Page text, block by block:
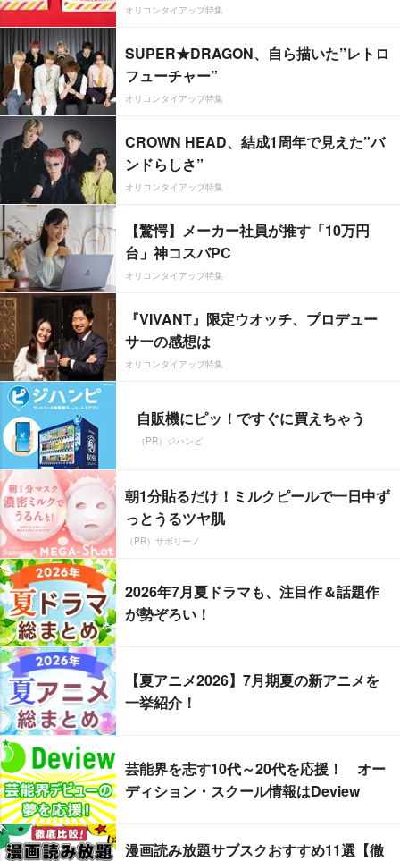
オリコンタイアップ特集
SUPER★DRAGON、自ら描いた”レトロ
フューチャー”
オリコンタイアップ特集
CROWN HEAD、結成1周年で見えた”バ
ンドらしさ”
オリコンタイアップ特集
【驚愕】メーカー社員が推す「10万円
台」神コスパPC
オリコンタイアップ特集
『VIVANT』限定ウオッチ、プロデュー
サーの感想は
オリコンタイアップ特集
自販機にピッ！ですぐに買えちゃう
（PR）ジハンピ
朝1分貼るだけ！ミルクピールで一日中ず
っとうるツヤ肌
（PR）サボリーノ
2026年7月夏ドラマも、注目作＆話題作
が勢ぞろい！
【夏アニメ2026】7月期夏の新アニメを
一挙紹介！
芸能界を志す10代～20代を応援！ オー
ディション・スクール情報はDeview
漫画読み放題サブスクおすすめ11選【徹